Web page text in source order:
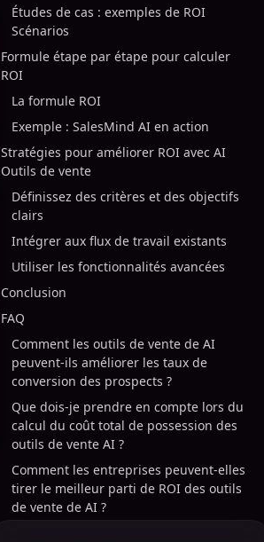
Études de cas : exemples de ROI
Scénarios
Formule étape par étape pour calculer
ROI
La formule ROI
Exemple : SalesMind AI en action
Stratégies pour améliorer ROI avec AI
Outils de vente
Définissez des critères et des objectifs
clairs
Intégrer aux flux de travail existants
Utiliser les fonctionnalités avancées
Conclusion
FAQ
Comment les outils de vente de AI
peuvent-ils améliorer les taux de
conversion des prospects ?
Que dois-je prendre en compte lors du
calcul du coût total de possession des
outils de vente AI ?
Comment les entreprises peuvent-elles
tirer le meilleur parti de ROI des outils
de vente de AI ?